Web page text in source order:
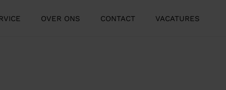
OVER ONS CONTACT VACATURES